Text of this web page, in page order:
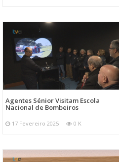
Agentes Sénior Visitam Escola
Nacional de Bombeiros
17 Fevereiro 2025 0 K